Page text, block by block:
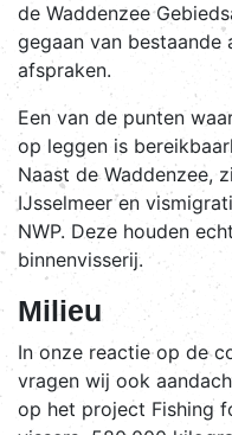
de Waddenzee
gegaan van bestaande
afspraken.
Een van de punten
op leggen is
Naast de Waddenzee,
IJsselmeer en
NWP. Deze houden
binnenvisserij.
Milieu
In onze reactie op de
vragen wij ook
op het project Fishing